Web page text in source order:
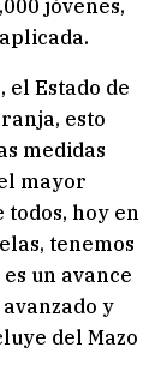
jóvenes,
el Estado de
esto
medidas
mayor
todos, hoy en
tenemos
un avance
y
del Mazo